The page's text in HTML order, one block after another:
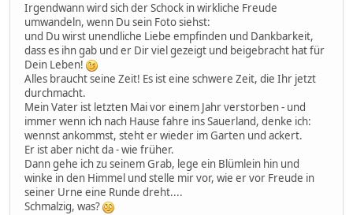
Irgendwann wird sich der Schock in wirkliche Freude
umwandeln, wenn Du sein Foto siehst:
und Du wirst unendliche Liebe empfinden und Dankbarkeit,
dass es ihn gab und er Dir viel gezeigt und beigebracht hat für
Dein Leben!
Alles braucht seine Zeit! Es ist eine schwere Zeit, die Ihr jetzt
durchmacht.
Mein Vater ist letzten Mai vor einem Jahr verstorben - und
immer wenn ich nach Hause fahre ins Sauerland, denke ich:
wennst ankommst, steht er wieder im Garten und ackert.
Er ist aber nicht da - wie früher.
Dann gehe ich zu seinem Grab, lege ein Blümlein hin und
winke in den Himmel und stelle mir vor, wie er vor Freude in
seiner Urne eine Runde dreht....
Schmalzig, was?